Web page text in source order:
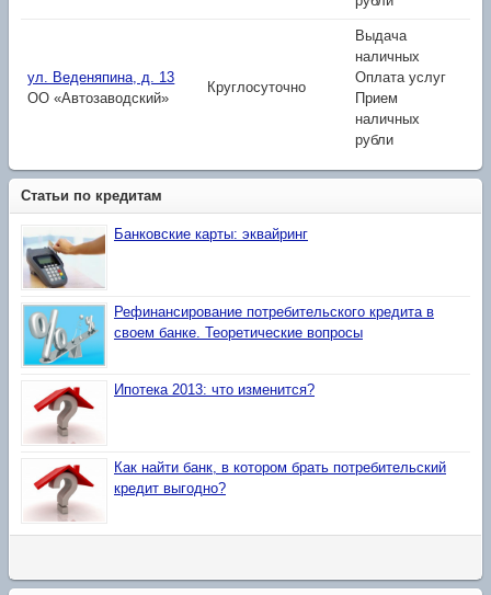
ул. Веденяпина, д. 13
ОО «Автозаводский»
Круглосуточно
Выдача
наличных
Оплата услуг
Прием
наличных
рубли
Статьи по кредитам
Банковские карты: эквайринг
Рефинансирование потребительского кредита в
своем банке. Теоретические вопросы
Ипотека 2013: что изменится?
Как найти банк, в котором брать потребительский
кредит выгодно?